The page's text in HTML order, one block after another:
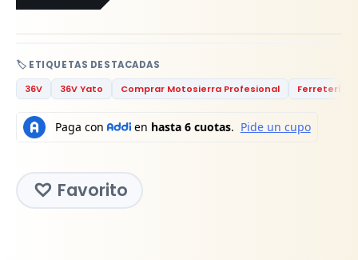
🏷️ ETIQUETAS DESTACADAS
36V
36V Yato Comprar Motosierra Profesional Ferretería
Favorito